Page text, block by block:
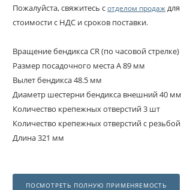
Пожалуйста, свяжитесь сотделом продаж
стоимости с НДС и сроков поставки.
Вращение бендикса CR (по часовой стрелке)
Размер посадочного места A 89 мм
Вылет бендикса 48.5 мм
Диаметр шестерни бендикса внешний 40 мм
Количество крепежных отверстий 3 шт
Количество крепежных отверстий с
Длина 321 мм
ПОСМОТРЕТЬ ПОЛНУЮ ПРИМЕНЯЕМОСТЬ